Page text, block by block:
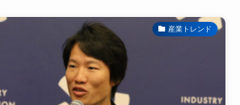
産業トレンド